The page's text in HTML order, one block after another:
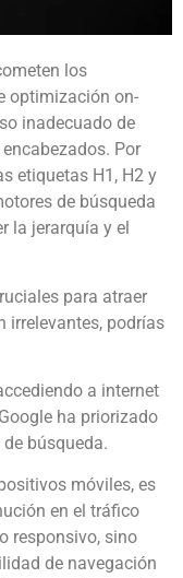
los
optimización on-
inadecuado de
Por
etiquetas H1, H2 y
de búsqueda
la jerarquía y el
para atraer
irrelevantes, podrías
a internet
ha priorizado
búsqueda.
móviles, es
en el tráfico
responsivo, sino
de navegación